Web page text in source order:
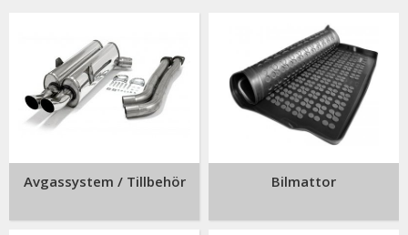
Avgassystem / Tillbehör Bilmattor